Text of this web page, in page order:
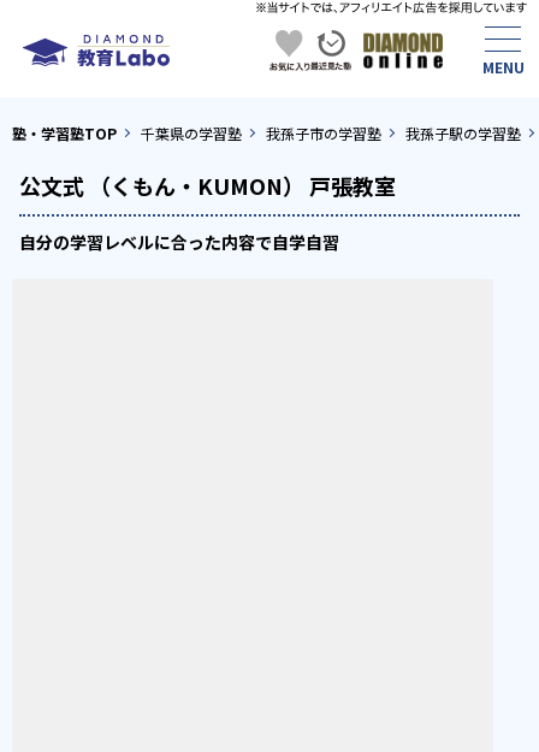
塾・学習塾TOP 千葉県の学習塾 我孫子市の学習塾 我孫子駅の学習塾
公文式 （くもん・KUMON） 戸張教室
自分の学習レベルに合った内容で自学自習